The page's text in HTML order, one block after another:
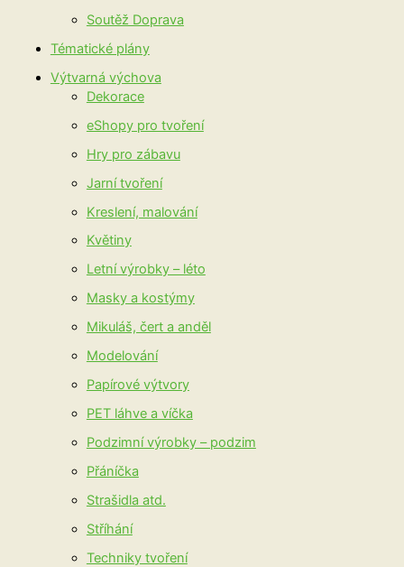
Soutěž Doprava
Tématické plány
Výtvarná výchova
Dekorace
eShopy pro tvoření
Hry pro zábavu
Jarní tvoření
Kreslení, malování
Květiny
Letní výrobky – léto
Masky a kostýmy
Mikuláš, čert a anděl
Modelování
Papírové výtvory
PET láhve a víčka
Podzimní výrobky – podzim
Přáníčka
Strašidla atd.
Stříhání
Techniky tvoření